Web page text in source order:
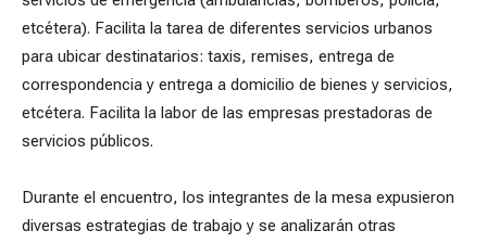
etcétera). Facilita la tarea de diferentes servicios urbanos
para ubicar destinatarios: taxis, remises, entrega de
correspondencia y entrega a domicilio de bienes y servicios,
etcétera. Facilita la labor de las empresas prestadoras de
servicios públicos.
Durante el encuentro, los integrantes de la mesa expusieron
diversas estrategias de trabajo y se analizarán otras